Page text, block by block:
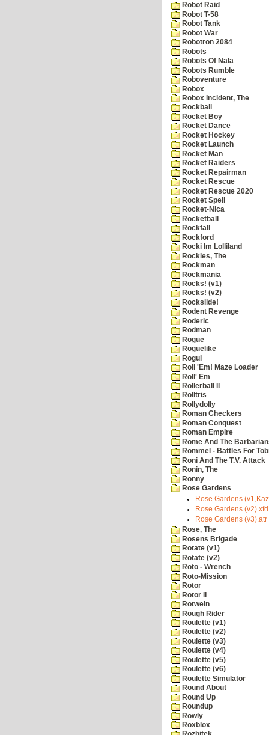
Robot Raid
Robot T-58
Robot Tank
Robot War
Robotron 2084
Robots
Robots Of Nala
Robots Rumble
Roboventure
Robox
Robox Incident, The
Rockball
Rocket Boy
Rocket Dance
Rocket Hockey
Rocket Launch
Rocket Man
Rocket Raiders
Rocket Repairman
Rocket Rescue
Rocket Rescue 2020
Rocket Spell
Rocket-Nica
Rocketball
Rockfall
Rockford
Rocki Im Lolliland
Rockies, The
Rockman
Rockmania
Rocks! (v1)
Rocks! (v2)
Rockslide!
Rodent Revenge
Roderic
Rodman
Rogue
Roguelike
Rogul
Roll 'Em! Maze Loader
Roll' Em
Rollerball II
Rolltris
Rollydolly
Roman Checkers
Roman Conquest
Roman Empire
Rome And The
Rommel - Battles For
Roni And The T.V. Attack
Ronin, The
Ronny
Rose Gardens
Rose Gardens
Rose Gardens (v2).xfd
Rose Gardens (v3).atr
Rose, The
Rosens Brigade
Rotate (v1)
Rotate (v2)
Roto - Wrench
Roto-Mission
Rotor
Rotor II
Rotwein
Rough Rider
Roulette (v1)
Roulette (v2)
Roulette (v3)
Roulette (v4)
Roulette (v5)
Roulette (v6)
Roulette Simulator
Round About
Round Up
Roundup
Rowly
Roxblox